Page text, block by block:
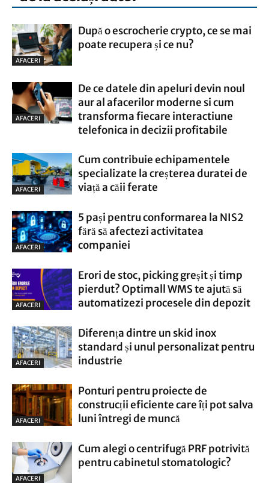
AFACERI
După o escrocherie crypto, ce se mai
poate recupera și ce nu?
AFACERI
De ce datele din apeluri devin noul
aur al afacerilor moderne si cum
transforma fiecare interactiune
telefonica in decizii profitabile
AFACERI
Cum contribuie echipamentele
specializate la creșterea duratei de
viață a căii ferate
AFACERI
5 pași pentru conformarea la NIS2
fără să afectezi activitatea
companiei
AFACERI
Erori de stoc, picking greșit și timp
pierdut? Optimall WMS te ajută să
automatizezi procesele din depozit
AFACERI
Diferența dintre un skid inox
standard și unul personalizat pentru
industrie
AFACERI
Ponturi pentru proiecte de
construcții eficiente care îți pot salva
luni întregi de muncă
AFACERI
Cum alegi o centrifugă PRF potrivită
pentru cabinetul stomatologic?